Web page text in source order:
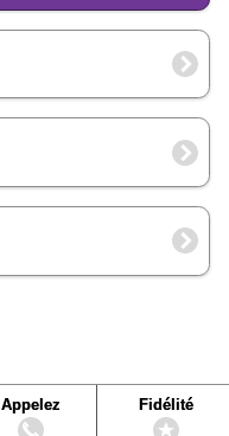
Appelez Fidélité